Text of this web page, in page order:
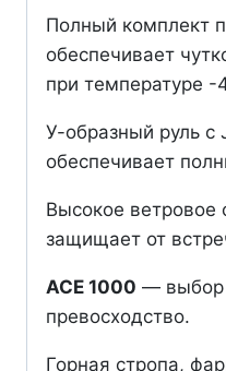
Полный комплект
обеспечивает
при температуре -
У-образный руль с
обеспечивает
Высокое ветровое
защищает от
ACE 1000 — выбор
превосходство.
Горная стропа,